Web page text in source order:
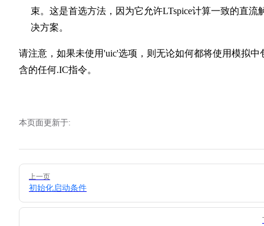
束。这是首选方法，因为它允许LTspice计算一致的直流
决方案。
请注意，如果未使用'uic'选项，则无论如何都将使用模拟中
含的任何.IC指令。
本页面更新于:
Pager
上一页
初始化启动条件